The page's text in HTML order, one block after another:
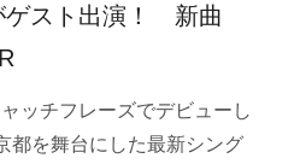
ゲスト出演！ 新曲
ッチフレーズでデビューし
都を舞台にした最新シング